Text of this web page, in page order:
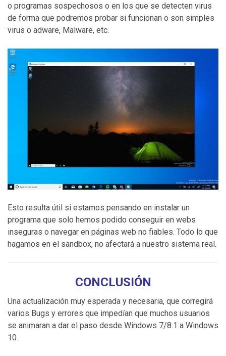
o programas sospechosos o en los que se detecten virus
de forma que podremos probar si funcionan o son simples
virus o adware, Malware, etc.
Esto resulta útil si estamos pensando en instalar un
programa que solo hemos podido conseguir en webs
inseguras o navegar en páginas web no fiables. Todo lo que
hagamos en el sandbox, no afectará a nuestro sistema real.
CONCLUSIÓN
Una actualización muy esperada y necesaria, que corregirá
varios Bugs y errores que impedían que muchos usuarios
se animaran a dar el paso desde Windows 7/8.1 a Windows
10.